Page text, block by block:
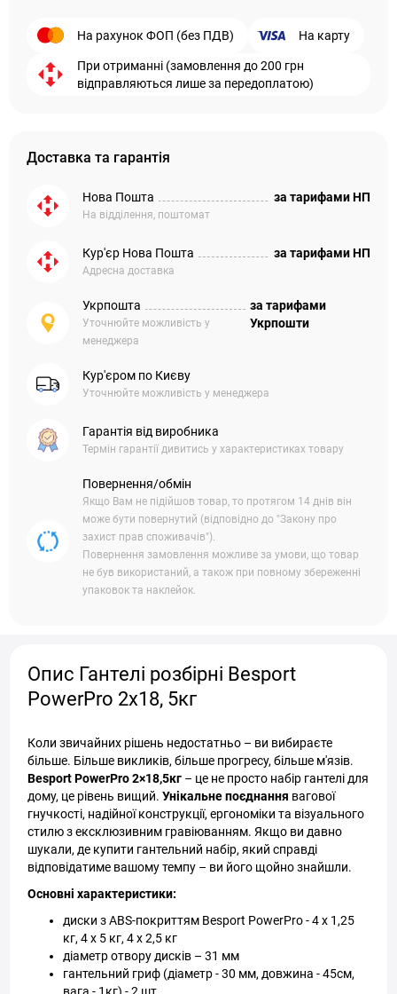
На рахунок ФОП (без ПДВ) На карту
При отриманні (замовлення до 200 грн
відправляються лише за передоплатою)
Доставка та гарантія
Нова Пошта
На відділення, поштомат
за тарифами НП
Кур'єр Нова Пошта
Адресна доставка
за тарифами НП
Укрпошта
Уточнюйте можливість у
менеджера
за тарифами
Укрпошти
Кур'єром по Києву
Уточнюйте можливість у менеджера
Гарантія від виробника
Термін гарантії дивитись у характеристиках товару
Повернення/обмін
Якщо Вам не підійшов товар, то протягом 14 днів він
може бути повернутий (відповідно до "Закону про
захист прав споживачів").
Повернення замовлення можливе за умови, що товар
не був використаний, а також при повному збереженні
упаковок та наклейок.
Опис Гантелі розбірні Besport
PowerPro 2х18, 5кг
Коли звичайних рішень недостатньо – ви вибираєте
більше. Більше викликів, більше прогресу, більше м'язів.
Besport PowerPro 2×18,5кг – це не просто набір гантелі для
дому, це рівень вищий. Унікальне поєднання вагової
гнучкості, надійної конструкції, ергономіки та візуального
стилю з ексклюзивним гравіюванням. Якщо ви давно
шукали, де купити гантельний набір, який справді
відповідатиме вашому темпу – ви його щойно знайшли.
Основні характеристики:
диски з ABS-покриттям Besport PowerPro - 4 х 1,25
кг, 4 х 5 кг, 4 х 2,5 кг
діаметр отвору дисків – 31 мм
гантельний гриф (діаметр - 30 мм, довжина - 45см,